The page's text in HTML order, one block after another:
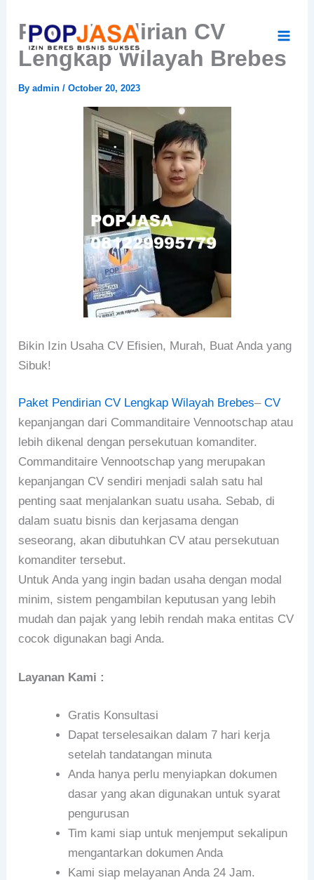
content
Paket Pendirian CV
Lengkap Wilayah Brebes
Byadmin/October 20, 2023
Bikin Izin Usaha CV Efisien, Murah, Buat Anda yang
Sibuk!
Paket Pendirian CV Lengkap Wilayah Brebes–CV
kepanjangan dari Commanditaire Vennootschap atau
lebih dikenal dengan persekutuan komanditer.
Commanditaire Vennootschap yang merupakan
kepanjangan CV sendiri menjadi salah satu hal
penting saat menjalankan suatu usaha. Sebab, di
dalam suatu bisnis dan kerjasama dengan
seseorang, akan dibutuhkan CV atau persekutuan
komanditer tersebut.
Untuk Anda yang ingin badan usaha dengan modal
minim, sistem pengambilan keputusan yang lebih
mudah dan pajak yang lebih rendah maka entitas CV
cocok digunakan bagi Anda.
Layanan Kami :
Gratis Konsultasi
Dapat terselesaikan dalam 7 hari kerja
setelah tandatangan minuta
Anda hanya perlu menyiapkan dokumen
dasar yang akan digunakan untuk syarat
pengurusan
Tim kami siap untuk menjemput sekalipun
mengantarkan dokumen Anda
Kami siap melayanan Anda 24 Jam.